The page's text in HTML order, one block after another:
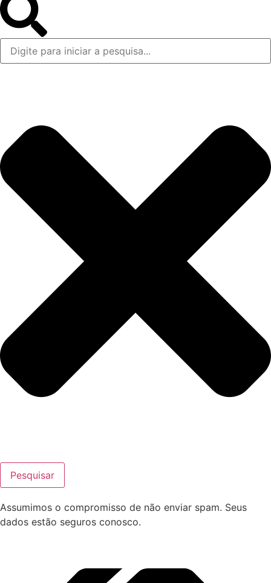
Pesquisar
Assumimos o compromisso de não enviar spam. Seus
dados estão seguros conosco.